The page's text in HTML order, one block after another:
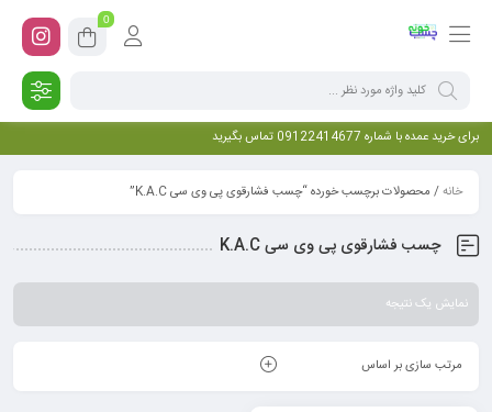
0
برای خرید عمده با شماره 09122414677 تماس بگیرید
خانه/ محصولات برچسب خورده “چسب فشارقوی پی وی سی K.A.C”
چسب فشارقوی پی وی سی K.A.C
نمایش یک نتیجه
مرتب سازی بر اساس